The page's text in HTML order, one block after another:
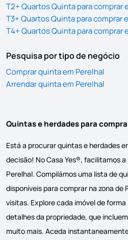
T2+ Quartos Quinta para comprar
T3+ Quartos Quinta para comprar
T4+ Quartos Quinta para comprar
Pesquisa por tipo de negócio
Comprar quinta em Perelhal
Arrendar quinta em Perelhal
Quintas e herdades para
Está a procurar quintas e herdades
decisão! No Casa Yes®, facilitamos
Perelhal. Compilámos uma lista de
disponíveis para comprar na zona de
visitas. Explore cada imóvel de
detalhes da propriedade, que
muito mais. Aceda